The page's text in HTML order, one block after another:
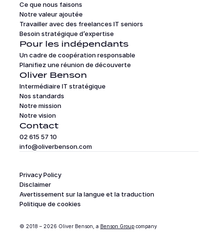
Ce que nous faisons
Notre valeur ajoutée
Travailler avec des freelances IT seniors
Besoin stratégique d’expertise
Pour les indépendants
Un cadre de coopération responsable
Planifiez une réunion de découverte
Oliver Benson
Intermédiaire IT stratégique
Nos standards
Notre mission
Notre vision
Contact
02 615 57 10
info@oliverbenson.com
© 2018 – 2026 Oliver Benson, a Benson Group company
Privacy Policy
Disclaimer
Avertissement sur la langue et la traduction
Politique de cookies